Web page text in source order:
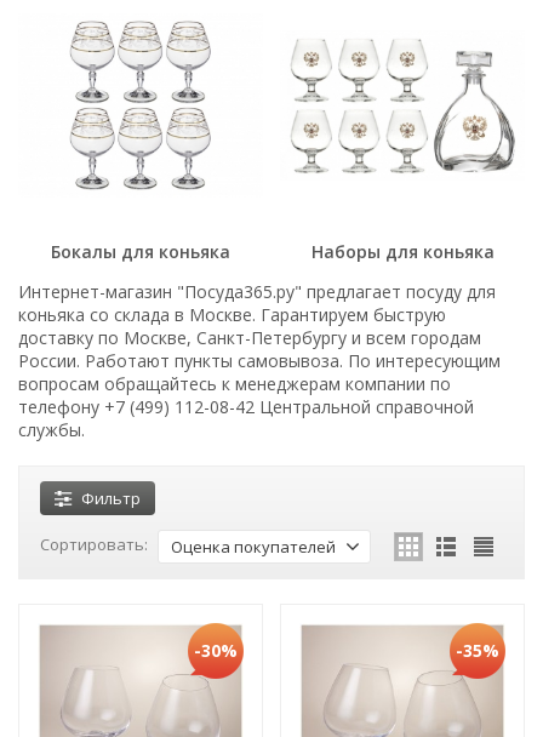
Бокалы для коньяка
Наборы для коньяка
Интернет-магазин "Посуда365.ру" предлагает посуду для
коньяка со склада в Москве. Гарантируем быструю
доставку по Москве, Санкт-Петербургу и всем городам
России. Работают пункты самовывоза. По интересующим
вопросам обращайтесь к менеджерам компании по
телефону +7 (499) 112-08-42 Центральной справочной
службы.
Фильтр
Сортировать: Оценка покупателей
-30% -35%